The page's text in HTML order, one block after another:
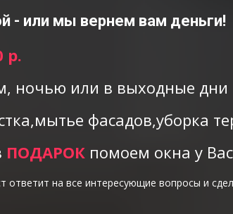
- или мы вернем вам деньги!
р.
ночью или в выходные дни
фасадов,уборка
ПОДАРОК помоем окна у
на все интересующие вопросы и